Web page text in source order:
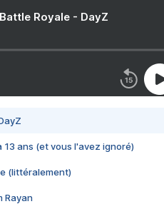
Royale - DayZ
13 ans (et vous l'avez ignoré)
(littéralement)
Rayan